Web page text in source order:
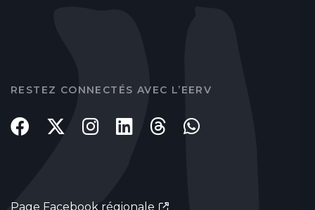
RESTEZ CONNECTÉS AVEC L’EERV
Page Facebook régionale